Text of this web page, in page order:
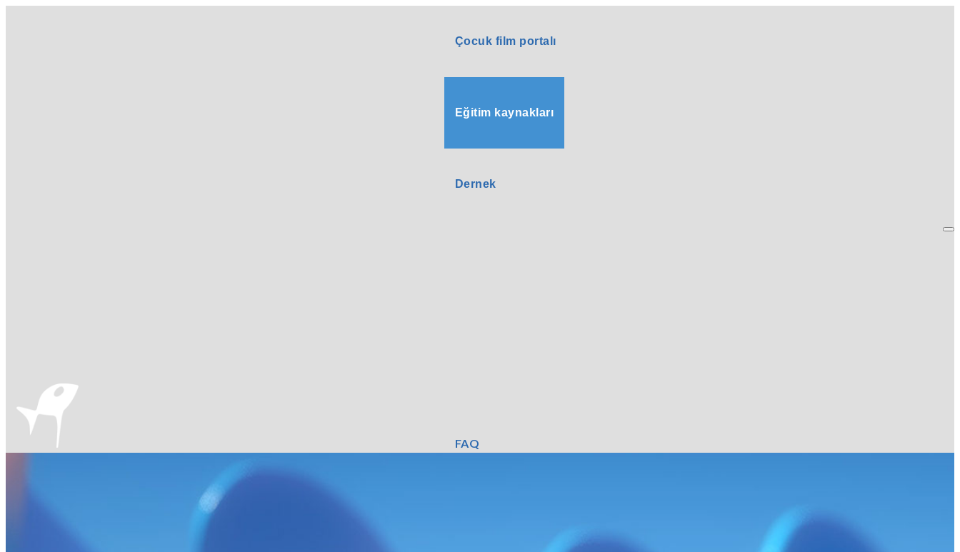
Çocuk film portalı
Eğitim kaynakları
Dernek
FAQ